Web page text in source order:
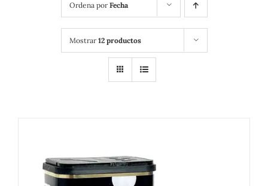
Ordena por Fecha
Mostrar 12 productos